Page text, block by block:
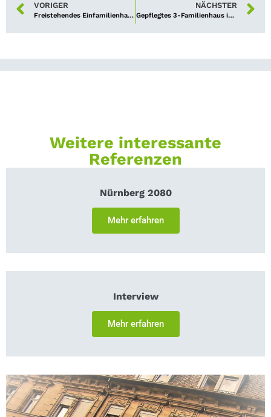
VORIGER
Freistehendes Einfamilienhaus im Nürnberger Osten verbrieft
NÄCHSTER
Gepflegtes 3-Familienhaus in Nürnberg-Ost verkauft
Weitere interessante
Referenzen
Nürnberg 2080
Mehr erfahren
Interview
Mehr erfahren